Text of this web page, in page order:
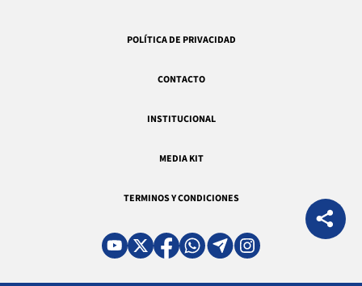
POLÍTICA DE PRIVACIDAD
CONTACTO
INSTITUCIONAL
MEDIA KIT
TERMINOS Y CONDICIONES